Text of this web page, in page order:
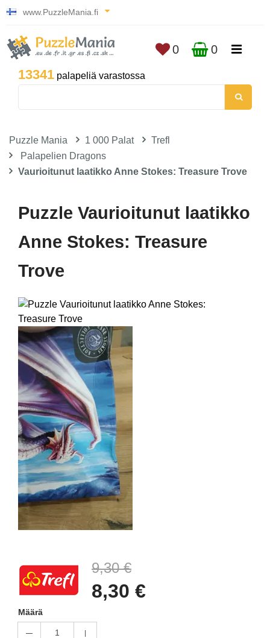
www.PuzzleMania.fi
13341 palapeliä varastossa
0 0
Puzzle Mania 1 000 Palat
Trefl
Palapelien Dragons
Vaurioitunut laatikko Anne Stokes: Treasure Trove
Puzzle Vaurioitunut laatikko
Anne Stokes: Treasure
Trove
9,30 €
8,30 €
Määrä
1